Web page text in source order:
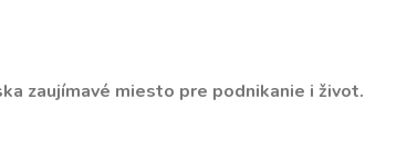
zaujímavé miesto pre podnikanie i život.